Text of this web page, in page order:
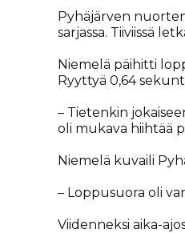
Pyhäjärven
sarjassa. Tiiviissä
Niemelä päihitti
Ryyttyä 0,64
– Tietenkin
oli mukava hiihtää
Niemelä kuvaili
– Loppusuora oli
Viidenneksi aika-